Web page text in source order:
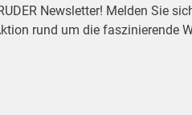
Newsletter! Melden Sie
rund um die faszinierende